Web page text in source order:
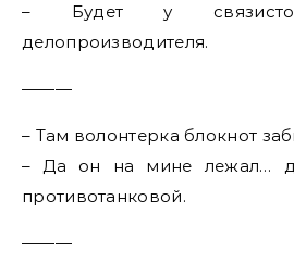
– Будет у
делопроизводителя.
———
– Там волонтерка блокнот
– Да он на мине лежал…
противотанковой.
———